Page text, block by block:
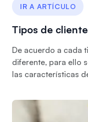
IR A ARTÍCULO
Tipos de
De acuerdo a cada
diferente, para ello
las características